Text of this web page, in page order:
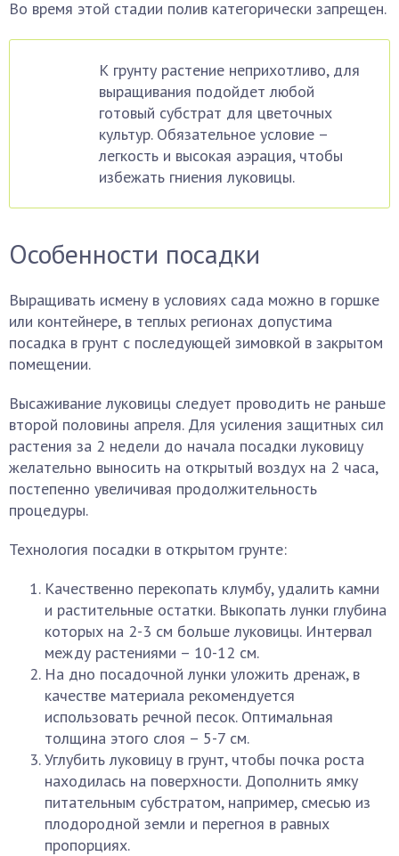
Во время этой стадии полив категорически запрещен.
К грунту растение неприхотливо, для
выращивания подойдет любой
готовый субстрат для цветочных
культур. Обязательное условие –
легкость и высокая аэрация, чтобы
избежать гниения луковицы.
Особенности посадки
Выращивать исмену в условиях сада можно в горшке
или контейнере, в теплых регионах допустима
посадка в грунт с последующей зимовкой в закрытом
помещении.
Высаживание луковицы следует проводить не раньше
второй половины апреля. Для усиления защитных сил
растения за 2 недели до начала посадки луковицу
желательно выносить на открытый воздух на 2 часа,
постепенно увеличивая продолжительность
процедуры.
Технология посадки в открытом грунте:
Качественно перекопать клумбу, удалить камни
и растительные остатки. Выкопать лунки глубина
которых на 2-3 см больше луковицы. Интервал
между растениями – 10-12 см.
На дно посадочной лунки уложить дренаж, в
качестве материала рекомендуется
использовать речной песок. Оптимальная
толщина этого слоя – 5-7 см.
Углубить луковицу в грунт, чтобы почка роста
находилась на поверхности. Дополнить ямку
питательным субстратом, например, смесью из
плодородной земли и перегноя в равных
пропорциях.